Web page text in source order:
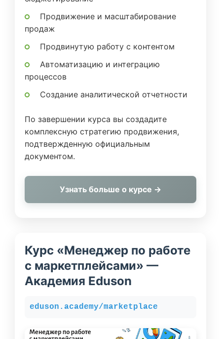
Продвижение и масштабирование
продаж
Продвинутую работу с контентом
Автоматизацию и интеграцию
процессов
Создание аналитической отчетности
По завершении курса вы создадите
комплексную стратегию продвижения,
подтвержденную официальным
документом.
Узнать больше о курсе →
Курс «Менеджер по работе
с маркетплейсами» —
Академия Eduson
eduson.academy/marketplace